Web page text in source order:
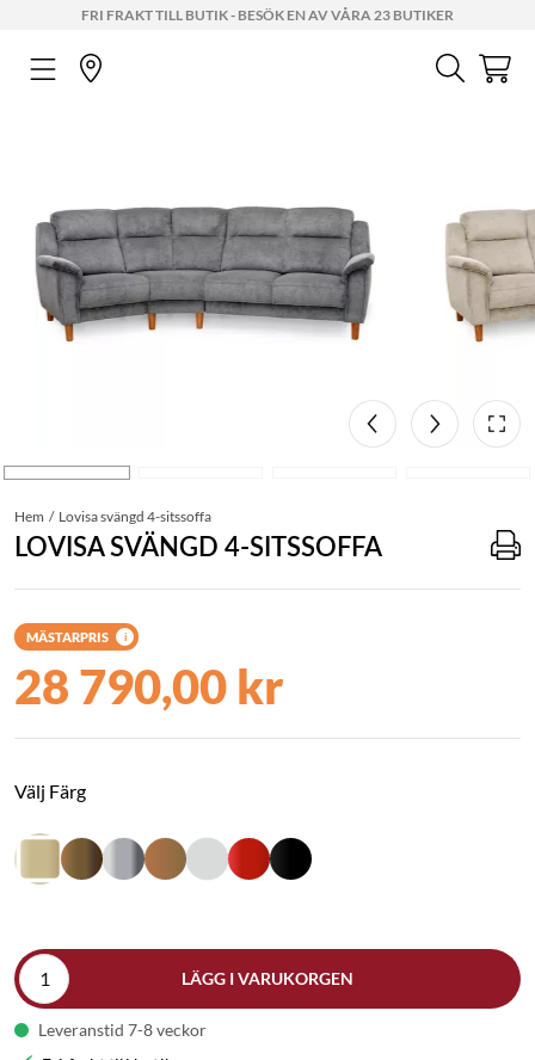
FRI FRAKT TILL BUTIK - BESÖK EN AV VÅRA 23 BUTIKER
Hem Lovisa svängd 4-sitssoffa
LOVISA SVÄNGD 4-SITSSOFFA
MÄSTARPRIS i
28 790,00 kr
Välj Färg
LÄGG I VARUKORGEN
Leveranstid 7-8 veckor